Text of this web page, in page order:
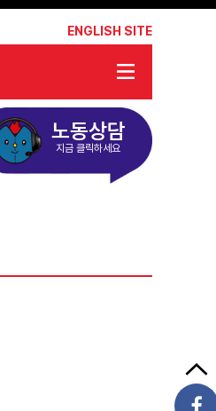
ENGLISH SITE
노동상담
지금 클릭하세요